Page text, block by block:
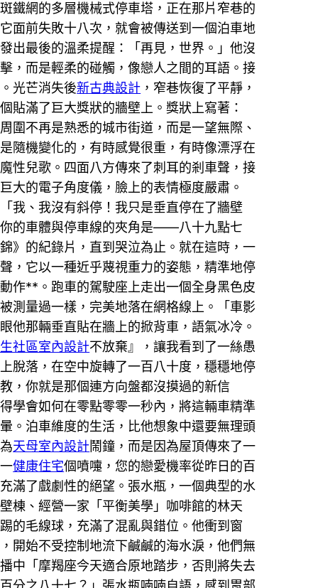
鐵網的多層機械式停車塔，正在那片窄巷的
面前失敗十八次，就會被傳送到一個泊車地
出最後的溫柔提醒：「再見，世界。」他沒
，而是輕柔的碰觸，像戀人之間的耳語。接
光芒消失後新古典設計 ，窄巷恢復了平靜，
貼滿了巨大獎狀的牆壁上。獎狀上寫著：
圍不再是熟悉的城市街道，而是一望無際、
隨機變化的，有時感覺很重，有時像漂浮在
性兒歌。四面八方傳來了刺耳的剎車聲，接
大的電子角度儀，臉上的表情極度嚴肅。
我、我沒有斜停！我只是垂直停在了牆壁
你的車體與停車線的夾角是——八十九點七
》的紀錄片，直到哭泣為止。就在這時，一
，它以一種近乎蔑視重力的姿態，精準地停
作**。跑車的駕駛座上走出一個全身黑色皮
測量過一樣，完美地落在網格線上。「車影
他那輛垂直貼在牆上的掀背車，語氣冰冷。
社區室內設計不放棄』，讓我看到了一絲愚
脫落，在空中旋轉了一百八十度，穩穩地停
，你就是那個連方向盤都沒摸過的新信
學會如何在零點零零一秒內，將這輛車精準
。泊車維度的生活，比他想象中還要無理頭
天母室內設計鬧鐘，而是因為屋頂傳來了一
健康住宅個噴嚏，您的戀愛機率從昨日的百
滿了戲劇性的絕望。張水瓶，一個典型的水
棟、經營一家「平衡美學」咖啡館的林天
的毛線球，充滿了混亂與錯位。他衝到窗
開始不受控制地流下鹹鹹的海水淚，他們無
中「摩羯座今天適合原地踏步，否則將失去